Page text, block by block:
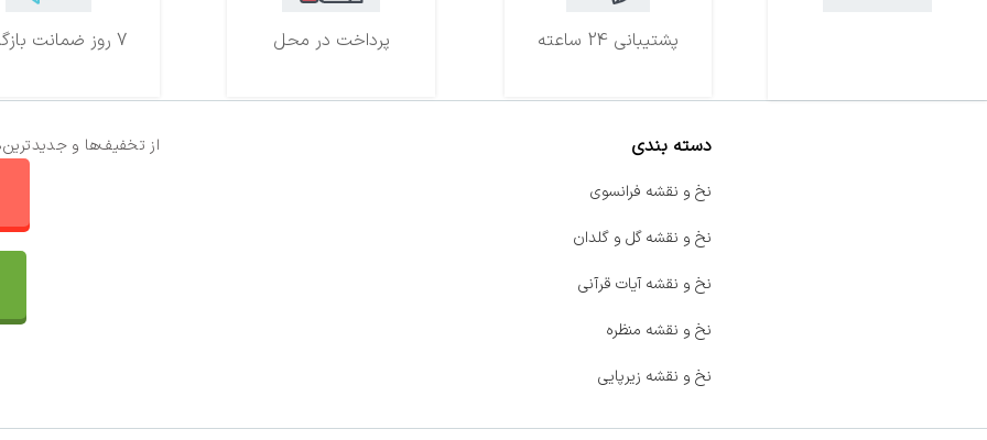
7 روز ضمانت بازگشت پرداخت در محل پشتیبانی 24 ساعته
از تخفیف‌ها و دسته بندی
نخ و نقشه فرانسوی
نخ و نقشه گل و گلدان
نخ و نقشه آیات قرآنی
نخ و نقشه منظره
نخ و نقشه زیرپایی